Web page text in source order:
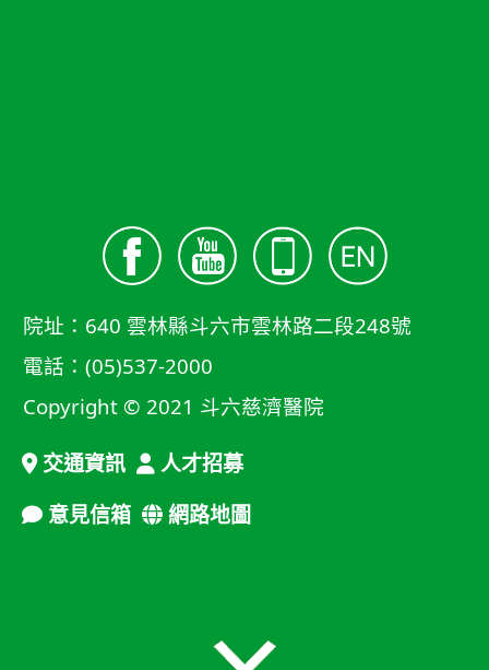
院址：640 雲林縣斗六市雲林路二段248號
電話：(05)537-2000
Copyright © 2021 斗六慈濟醫院
交通資訊
人才招募
意見信箱
網路地圖